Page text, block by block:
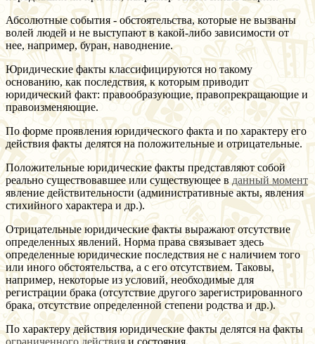
Абсолютные события - обстоятельства, которые не вызваны
волей людей и не выступают в какой-либо зависимости от
нее, например, буран, наводнение.
Юридические факты классифицируются но такому
основанию, как последствия, к которым приводит
юридический факт: правообразующие, правопрекращающие и
правоизменяющие.
По форме проявления юридического факта и по характеру его
действия факты делятся на положительные и отрицательные.
Положительные юридические факты представляют собой
реально существовавшее или существующее вданный момент
явление действительности (административные акты, явления
стихийного характера и др.).
Отрицательные юридические факты выражают отсутствие
определенных явлений. Норма права связывает здесь
определенные юридические последствия не с наличием того
или иного обстоятельства, а с его отсутствием. Таковы,
например, некоторые из условий, необходимые для
регистрации брака (отсутствие другого зарегистрированного
брака, отсутствие определенной степени родства и др.).
По характеру действия юридические факты делятся на факты
ограниченного действияи состояния.